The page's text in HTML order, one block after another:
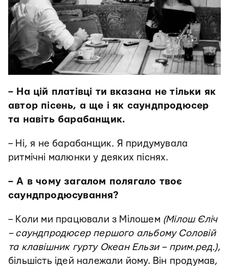
– На цій платівці ти вказана не тільки як
автор пісень, а ще і як саундпродюсер
та навіть барабанщик.
– Ні, я не барабанщик. Я придумувала
ритмічні малюнки у деяких піснях.
– А в чому загалом полягало твоє
саундпродюсування?
– Коли ми працювали з Мілошем (Мілош Єліч
– саундпродюсер першого альбому Соловій
та клавішник гурту Океан Ельзи – прим.ред.),
більшість ідей належали йому. Він продумав,